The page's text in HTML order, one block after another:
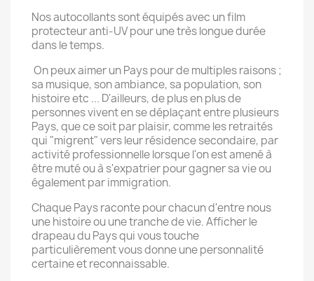
Nos autocollants sont équipés avec un film
protecteur anti-UV pour une très longue durée
dans le temps.
On peux aimer un Pays pour de multiples raisons ;
sa musique, son ambiance, sa population, son
histoire etc ... D'ailleurs, de plus en plus de
personnes vivent en se déplaçant entre plusieurs
Pays, que ce soit par plaisir, comme les retraités
qui "migrent" vers leur résidence secondaire, par
activité professionnelle lorsque l'on est amené à
être muté ou à s'expatrier pour gagner sa vie ou
également par immigration.
Chaque Pays raconte pour chacun d'entre nous
une histoire ou une tranche de vie. Afficher le
drapeau du Pays qui vous touche
particulièrement vous donne une personnalité
certaine et reconnaissable.